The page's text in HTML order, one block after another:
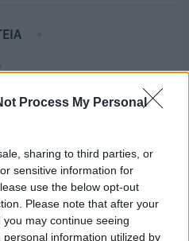
Process My Personal
sharing to third parties, or
sensitive information for
use the below opt-out
Please note that after your
may continue seeing
information utilized by